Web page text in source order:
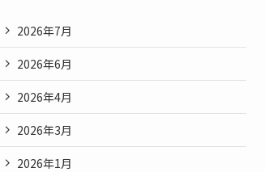
2026年7月
2026年6月
2026年4月
2026年3月
2026年1月